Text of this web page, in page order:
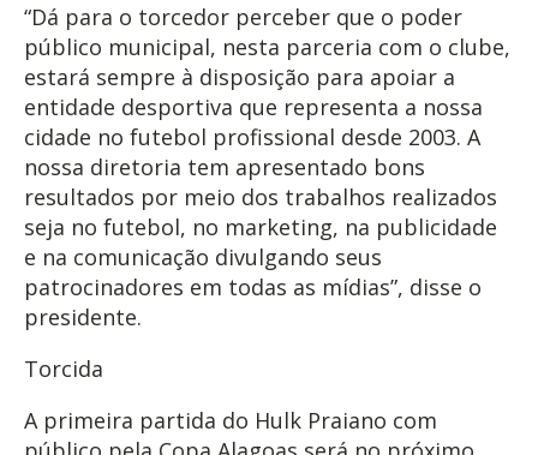
“Dá para o torcedor perceber que o poder
público municipal, nesta parceria com o clube,
estará sempre à disposição para apoiar a
entidade desportiva que representa a nossa
cidade no futebol profissional desde 2003. A
nossa diretoria tem apresentado bons
resultados por meio dos trabalhos realizados
seja no futebol, no marketing, na publicidade
e na comunicação divulgando seus
patrocinadores em todas as mídias”, disse o
presidente.
Torcida
A primeira partida do Hulk Praiano com